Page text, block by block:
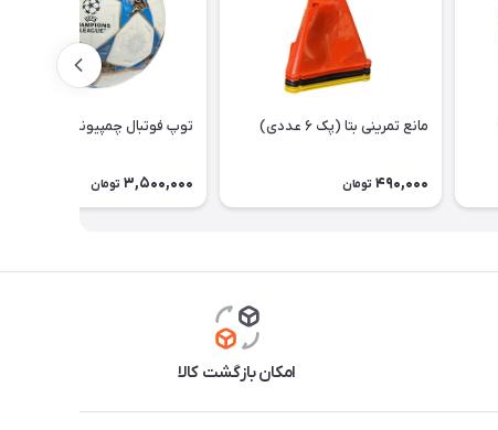
مانع تمرینی بتا (پک ۶ عددی)
490,000 تومان
توپ فوتبال چمپیونزلیگ ۲۰۲۶
3,500,000 تومان
امکان بازگشت کالا